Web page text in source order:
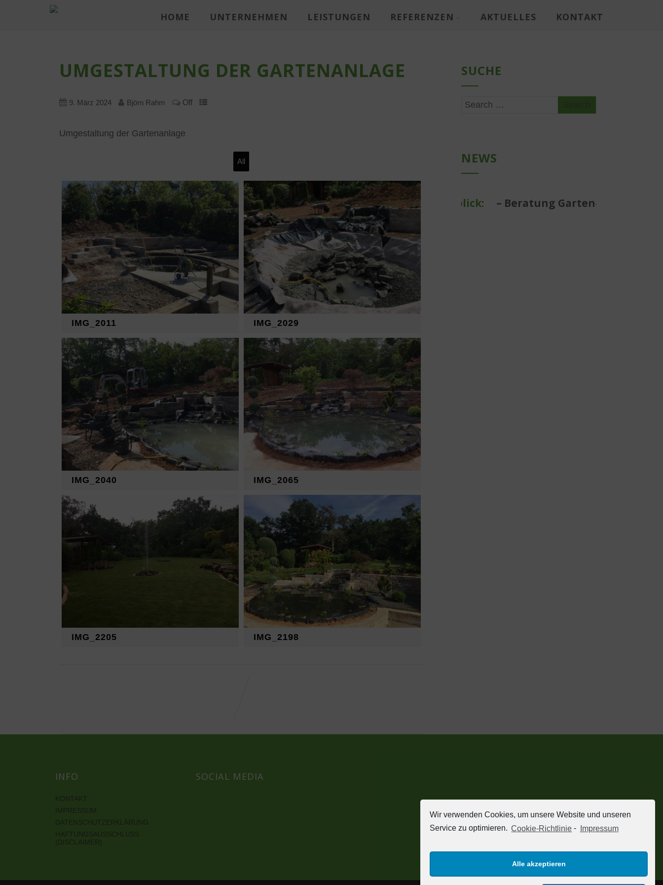
Wir verwenden Cookies, um unsere Website und unseren
Service zu optimieren. Cookie-Richtlinie - Impressum
Alle akzeptieren
HOME UNTERNEHMEN LEISTUNGEN REFERENZEN AKTUELLES KONTAKT
UMGESTALTUNG DER GARTENANLAGE
9. März 2024 Björn Rahm Off
Umgestaltung der Gartenanlage
All
IMG_2011
IMG_2040
IMG_2205
IMG_2029
IMG_2065
IMG_2198
SUCHE
NEWS
Leistungen im Überblick: – Beratung Garten- und
INFO
KONTAKT
IMPRESSUM
DATENSCHUTZERKLÄRUNG
HAFTUNGSAUSSCHLUSS
(DISCLAIMER)
SOCIAL MEDIA